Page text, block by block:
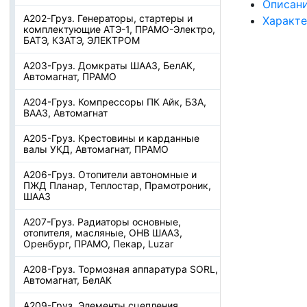
А202-Груз. Генераторы, стартеры и
комплектующие АТЭ-1, ПРАМО-Электро,
БАТЭ, КЗАТЭ, ЭЛЕКТРОМ
А203-Груз. Домкраты ШААЗ, БелАК,
Автомагнат, ПРАМО
А204-Груз. Компрессоры ПК Айк, БЗА,
ВААЗ, Автомагнат
А205-Груз. Крестовины и карданные
валы УКД, Автомагнат, ПРАМО
А206-Груз. Отопители автономные и
ПЖД Планар, Теплостар, Прамотроник,
ШААЗ
А207-Груз. Радиаторы основные,
отопителя, масляные, ОНВ ШААЗ,
Оренбург, ПРАМО, Пекар, Luzar
А208-Груз. Тормозная аппаратура SORL,
Автомагнат, БелАК